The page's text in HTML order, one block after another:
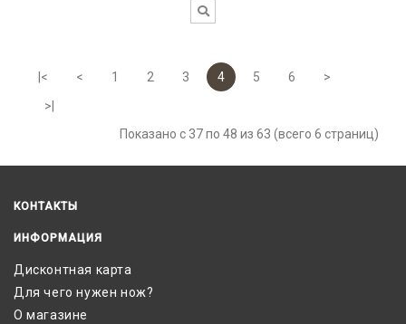
|< < 1 2 3 4 5 6
>
>|
Показано с 37 по 48 из 63 (всего 6 страниц)
КОНТАКТЫ
ИНФОРМАЦИЯ
Дисконтная карта
Для чего нужен нож?
О магазине